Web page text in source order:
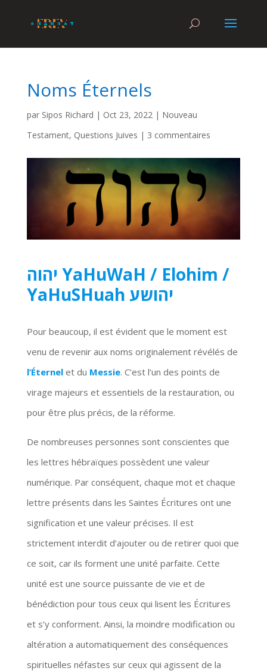
Noms Éternels
par Sipos Richard | Oct 23, 2022| Nouveau
Testament, Questions Juives | 3 commentaires
יהוה YaHuWaH / Elohim /
YaHuSHuah יהושע
Pour beaucoup, il est évident que le moment est
venu de revenir aux noms originalement révélés de
l’Éternel et du Messie. C’est l’un des points de
virage majeurs et essentiels de la restauration, ou
pour être plus précis, de la réforme.
De nombreuses personnes sont conscientes que
les lettres hébraïques possèdent une valeur
numérique. Par conséquent, chaque mot et chaque
lettre présents dans les Saintes Écritures ont une
signification et une valeur précises. Il est
strictement interdit d’ajouter ou de retirer quoi que
ce soit, car ils forment une unité parfaite. Cette
unité est une source puissante de vie et de
bénédiction pour tous ceux qui lisent les Écritures
et s’y conforment. Ainsi, la moindre modification ou
altération a automatiquement des conséquences
spirituelles néfastes sur ceux qui agissent de la